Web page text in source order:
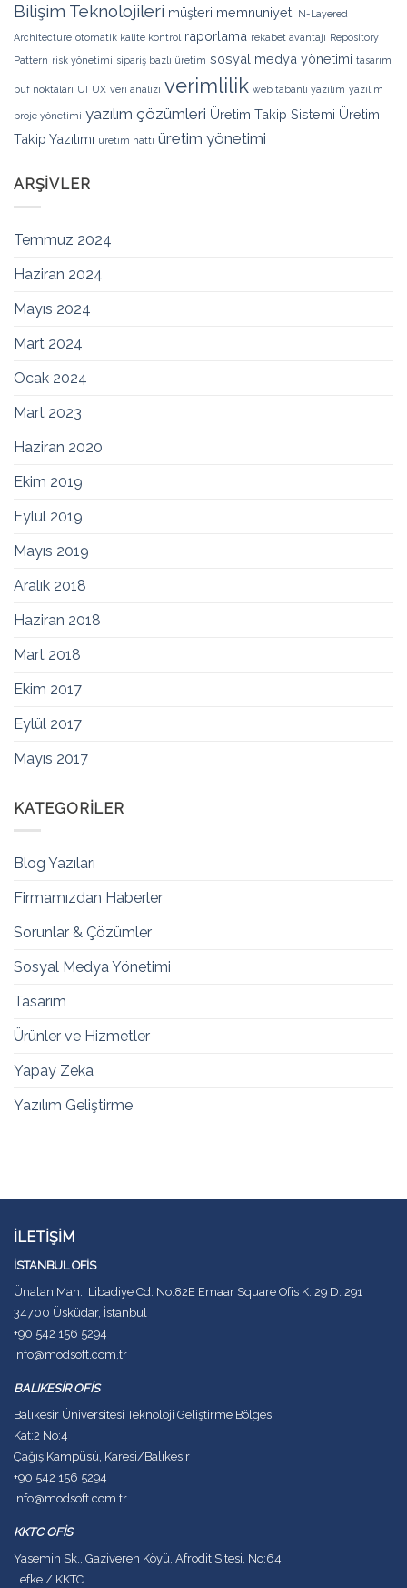
Bilişim Teknolojileri müşteri memnuniyeti N-Layered
Architecture otomatik kalite kontrol raporlama rekabet avantajı Repository
Pattern risk yönetimi sipariş bazlı üretim sosyal medya yönetimi tasarım
püf noktaları UI UX veri analizi verimlilik web tabanlı yazılım yazılım
proje yönetimi yazılım çözümleri Üretim Takip Sistemi Üretim
Takip Yazılımı üretim hattı üretim yönetimi
ARŞIVLER
Temmuz 2024
Haziran 2024
Mayıs 2024
Mart 2024
Ocak 2024
Mart 2023
Haziran 2020
Ekim 2019
Eylül 2019
Mayıs 2019
Aralık 2018
Haziran 2018
Mart 2018
Ekim 2017
Eylül 2017
Mayıs 2017
KATEGORILER
Blog Yazıları
Firmamızdan Haberler
Sorunlar & Çözümler
Sosyal Medya Yönetimi
Tasarım
Ürünler ve Hizmetler
Yapay Zeka
Yazılım Geliştirme
İLETİŞİM
İSTANBUL OFİS
Ünalan Mah., Libadiye Cd. No:82E Emaar Square Ofis K: 29 D: 291
34700 Üsküdar, İstanbul
+90 542 156 5294
info@modsoft.com.tr
BALIKESİR OFİS
Balıkesir Üniversitesi Teknoloji Geliştirme Bölgesi
Kat:2 No:4
Çağış Kampüsü, Karesi/Balıkesir
+90 542 156 5294
info@modsoft.com.tr
KKTC OFİS
Yasemin Sk., Gaziveren Köyü, Afrodit Sitesi, No:64,
Lefke / KKTC